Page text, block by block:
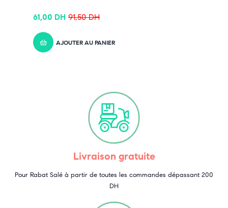
91,50DH
61,00 DH
AJOUTER AU PANIER
Livraison gratuite
Pour Rabat Salé à partir de toutes les commandes dépassant 200
DH